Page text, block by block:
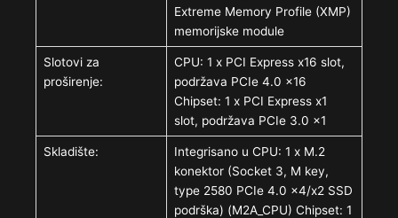
Extreme Memory Profile (XMP)
memorijske module
Slotovi za
proširenje:
CPU: 1 x PCI Express x16 slot,
podržava PCIe 4.0 x16
Chipset: 1 x PCI Express x1
slot, podržava PCIe 3.0 x1
Skladište:
Integrisano u CPU: 1 x M.2
konektor (Socket 3, M key,
type 2580 PCIe 4.0 x4/x2 SSD
podrška) (M2A_CPU) Chipset: 1